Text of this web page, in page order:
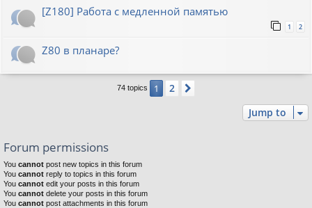
[Z180] Работа с медленной памятью
1 2
Z80 в планаре?
74 topics 1 2
Jump to
Forum permissions
You cannot post new topics in this forum
You cannot reply to topics in this forum
You cannot edit your posts in this forum
You cannot delete your posts in this forum
You cannot post attachments in this forum